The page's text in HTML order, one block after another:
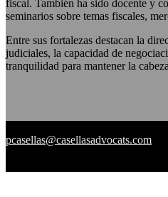
fiscal. También ha sido docente y
seminarios sobre temas fiscales,
Entre sus fortalezas destacan la
judiciales, la capacidad de
tranquilidad para mantener la
pcasellas@casellasadvocats.com